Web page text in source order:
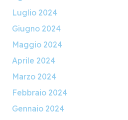
Luglio 2024
Giugno 2024
Maggio 2024
Aprile 2024
Marzo 2024
Febbraio 2024
Gennaio 2024